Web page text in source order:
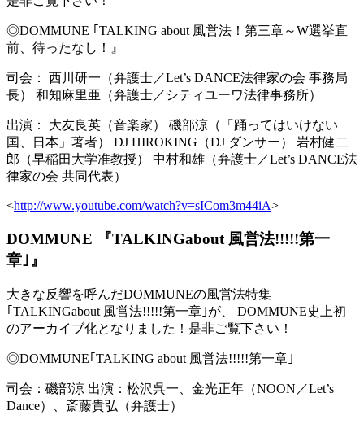
◎DOMMUNE ｢TALKING about 風営法！第三章～W選挙直
前、待ったなし！』
司会： 西川研一（弁護士／Let’s DANCE法律家の会 事務局
長） 和知麻里亜（弁護士／シティユーワ法律事務所）
出演： 大友良英（音楽家） 磯部涼（「踊ってはいけない
国、日本」著者） DJ HIROKING（DJ ダンサー） 岩村健二
郎（早稲田大学准教授） 中村和雄（弁護士／Let’s DANCE法
律家の会 共同代表）
<http://www.youtube.com/watch?v=sICom3m44iA>
DOMMUNE 『TALKINGabout 風営法!!!!!第一
章｣』
大きな反響を呼んだDOMMUNEの風営法特集
｢TALKINGabout 風営法!!!!!第一章｣が、 DOMMUNE史上初
のアーカイブ化となりました！是非ご覧下さい！
◎DOMMUNE｢TALKING about 風営法!!!!!第一章｣
司会：磯部涼 出演：松沢呉一、金光正年（NOON／Let’s
Dance）、斎藤貴弘（弁護士）